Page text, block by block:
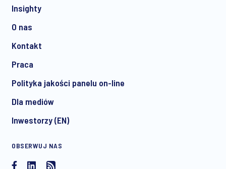
Insighty
O nas
Kontakt
Praca
Polityka jakości panelu on-line
Dla mediów
Inwestorzy (EN)
OBSERWUJ NAS